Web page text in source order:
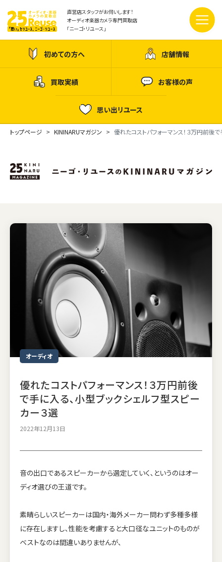
直営店スタッフがお伺いします！
オーディオ楽器カメラ専門買取店
「ニーゴ・リユース」
初めての方へ 店舗情報
買取実績 お客様の声
思い出リユース
トップページ KININARUマガジン 優れたコストパフォーマンス！３万円前後
オーディオ
優れたコストパフォーマンス！３万円前後
で手に入る、小型ブックシェルフ型スピー
カー３選
2022年12月13日
音の出口であるスピーカーから選定していく、というのはオー
ディオ選びの王道です。
素晴らしいスピーカーは国内・海外メーカー問わず多種多様
に存在しますし、性能を考慮すると大口径なユニットのものが
ベストなのは間違いありませんが、